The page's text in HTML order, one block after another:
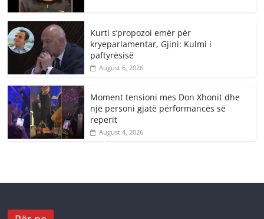
Kurti s’propozoi emër për
kryeparlamentar, Gjini: Kulmi i
paftyrësisë
August 6, 2026
Moment tensioni mes Don Xhonit dhe
një personi gjatë përformancës së
reperit
August 4, 2026